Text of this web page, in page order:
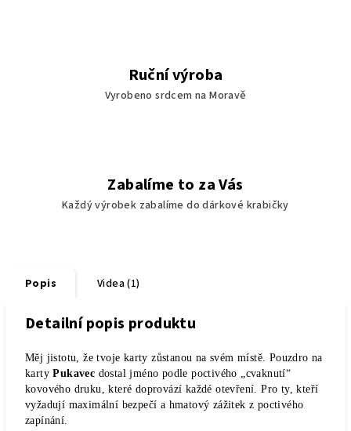
Ruční výroba
Vyrobeno srdcem na Moravě
Zabalíme to za Vás
Každý výrobek zabalíme do dárkové krabičky
Popis Videa (1)
Detailní popis produktu
Měj jistotu, že tvoje karty zůstanou na svém místě. Pouzdro na
kartyPukavec dostal jméno podle poctivého „cvaknutí“
kovového druku, které doprovází každé otevření. Pro ty, kteří
vyžadují maximální bezpečí a hmatový zážitek z poctivého
zapínání.